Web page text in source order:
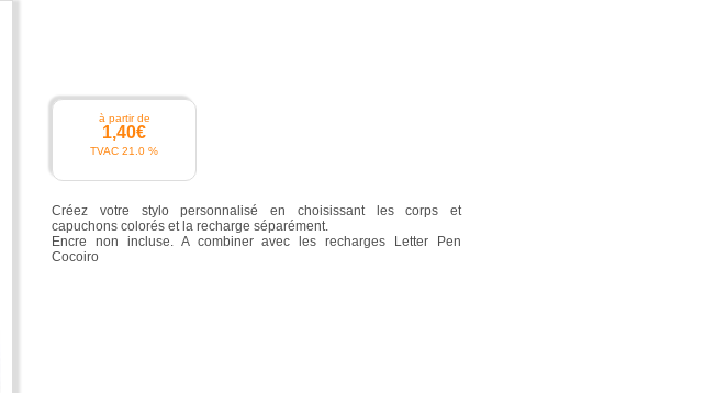
Créez votre stylo personnalisé en choisissant les corps et
capuchons colorés et la recharge séparément.
Encre non incluse. A combiner avec les recharges Letter Pen
Cocoiro